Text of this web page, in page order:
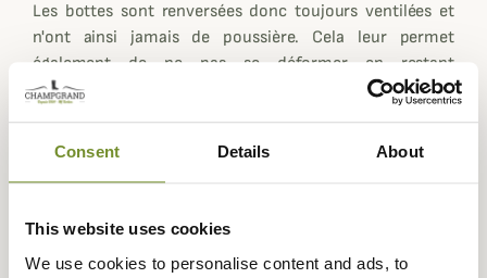
Consent Details About
This website uses cookies
We use cookies to personalise content and ads, to
Les bottes sont renversées donc toujours ventilées et
n'ont ainsi jamais de poussière. Cela leur permet
également de ne pas se déformer en restant
toujours droites.
Convient pour toutes les pointures
Disponible pour 2 ou 3 paires de bottes
Fixation murale pour un espace au sol dégagé
Facile à installer : une seule pièce, 2 vis (non comprises